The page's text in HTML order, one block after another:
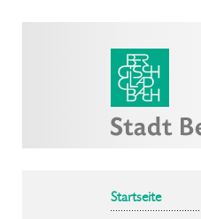
Startseite